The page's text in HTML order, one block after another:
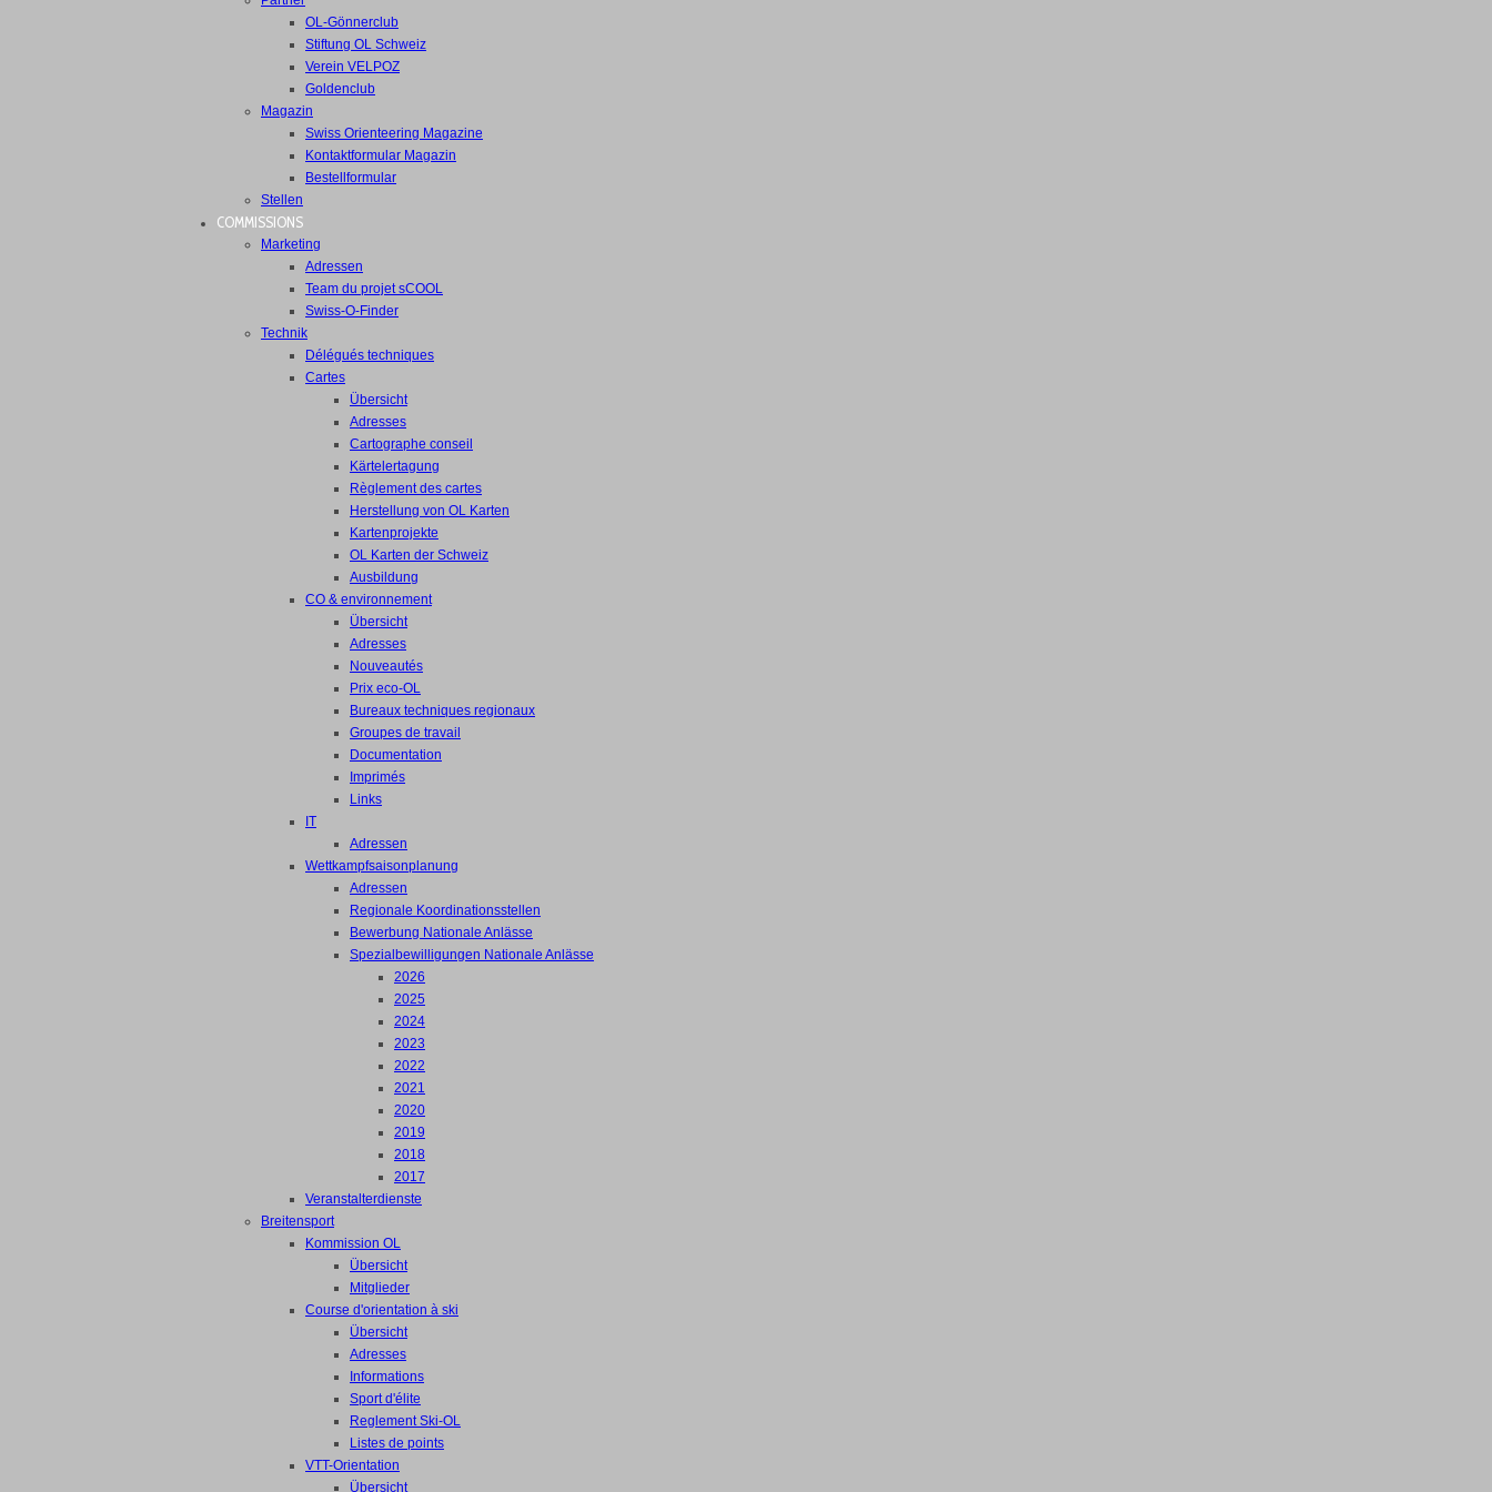
OL-Gönnerclub
Stiftung OL Schweiz
Verein VELPOZ
Goldenclub
Magazin
Swiss Orienteering Magazine
Kontaktformular Magazin
Bestellformular
Stellen
COMMISSIONS
Marketing
Adressen
Team du projet sCOOL
Swiss-O-Finder
Technik
Délégués techniques
Cartes
Übersicht
Adresses
Cartographe conseil
Kärtelertagung
Règlement des cartes
Herstellung von OL Karten
Kartenprojekte
OL Karten der Schweiz
Ausbildung
CO & environnement
Übersicht
Adresses
Nouveautés
Prix eco-OL
Bureaux techniques regionaux
Groupes de travail
Documentation
Imprimés
Links
IT
Adressen
Wettkampfsaisonplanung
Adressen
Regionale Koordinationsstellen
Bewerbung Nationale Anlässe
Spezialbewilligungen Nationale Anlässe
2026
2025
2024
2023
2022
2021
2020
2019
2018
2017
Veranstalterdienste
Breitensport
Kommission OL
Übersicht
Mitglieder
Course d'orientation à ski
Übersicht
Adresses
Informations
Sport d'élite
Reglement Ski-OL
Listes de points
VTT-Orientation
Übersicht